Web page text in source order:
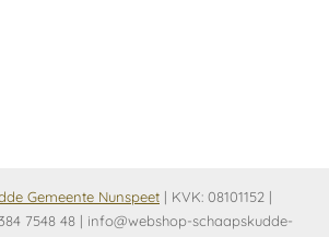
Gemeente Nunspeet | KVK: 08101152 |
7548 48 | info@webshop-schaapskudde-